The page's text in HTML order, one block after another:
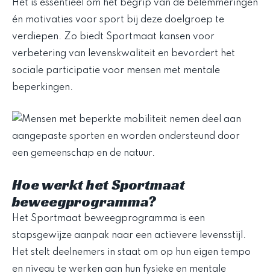
Het is essentieel om het begrip van de belemmeringen
én motivaties voor sport bij deze doelgroep te
verdiepen. Zo biedt Sportmaat kansen voor
verbetering van levenskwaliteit en bevordert het
sociale participatie voor mensen met mentale
beperkingen.
Hoe werkt het Sportmaat
beweegprogramma?
Het Sportmaat beweegprogramma is een
stapsgewijze aanpak naar een actievere levensstijl.
Het stelt deelnemers in staat om op hun eigen tempo
en niveau te werken aan hun fysieke en mentale